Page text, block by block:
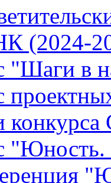
(2024-
"Шаги в
конкурса
"Юность.